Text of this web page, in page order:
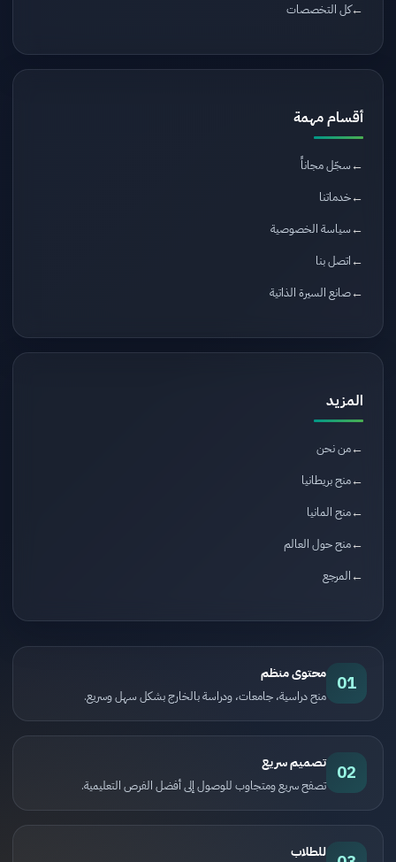
كل التخصصات
أقسام مهمة
سجّل مجاناً
خدماتنا
سياسة الخصوصية
اتصل بنا
صانع السيرة الذاتية
المزيد
من نحن
منح بريطانيا
منح المانيا
منح حول العالم
المرجع
01 محتوى منظم
منح دراسية، جامعات، ودراسة بالخارج بشكل سهل وسريع.
02 تصميم سريع
تصفح سريع ومتجاوب للوصول إلى أفضل الفرص التعليمية.
للطلاب